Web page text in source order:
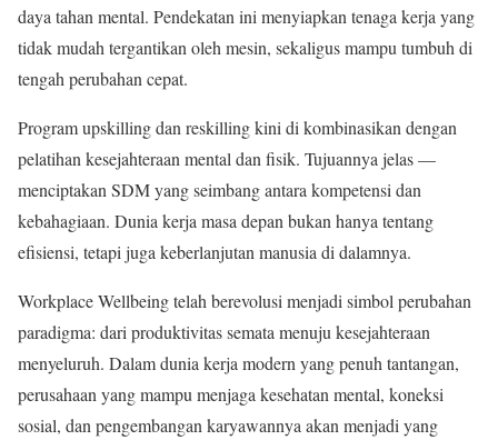
daya tahan mental. Pendekatan ini menyiapkan tenaga kerja yang
tidak mudah tergantikan oleh mesin, sekaligus mampu tumbuh di
tengah perubahan cepat.
Program upskilling dan reskilling kini di kombinasikan dengan
pelatihan kesejahteraan mental dan fisik. Tujuannya jelas —
menciptakan SDM yang seimbang antara kompetensi dan
kebahagiaan. Dunia kerja masa depan bukan hanya tentang
efisiensi, tetapi juga keberlanjutan manusia di dalamnya.
Workplace Wellbeing telah berevolusi menjadi simbol perubahan
paradigma: dari produktivitas semata menuju kesejahteraan
menyeluruh. Dalam dunia kerja modern yang penuh tantangan,
perusahaan yang mampu menjaga kesehatan mental, koneksi
sosial, dan pengembangan karyawannya akan menjadi yang